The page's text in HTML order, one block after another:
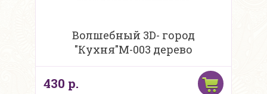
Волшебный 3D- город
"Кухня"М-003 дерево
430 р.